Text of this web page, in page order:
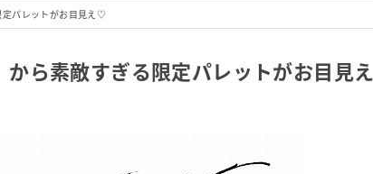
パレットがお目見え♡
ら素敵すぎる限定パレットがお目見え